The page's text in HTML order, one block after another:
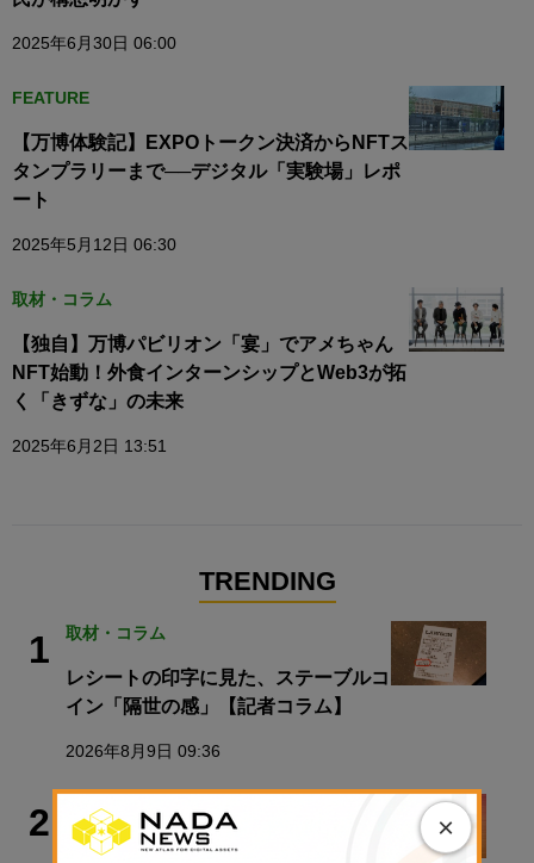
2025年6月30日 06:00
FEATURE
【万博体験記】EXPOトークン決済からNFTス
タンプラリーまで──デジタル「実験場」レポ
ート
2025年5月12日 06:30
取材・コラム
【独自】万博パビリオン「宴」でアメちゃん
NFT始動！外食インターンシップとWeb3が拓
く「きずな」の未来
2025年6月2日 13:51
TRENDING
1 取材・コラム
レシートの印字に見た、ステーブルコ
イン「隔世の感」【記者コラム】
2026年8月9日 09:36
2 取材・コラム
【速報】金融庁、暗号資産・ステーブ
×